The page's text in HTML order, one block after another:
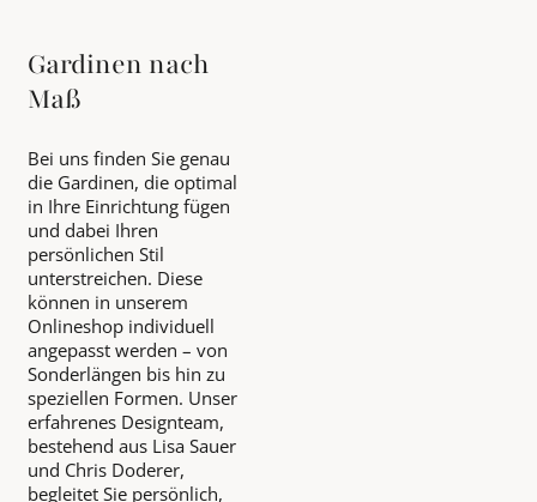
Gardinen nach
Maß
Bei uns finden Sie genau
die Gardinen, die optimal
in Ihre Einrichtung fügen
und dabei Ihren
persönlichen Stil
unterstreichen. Diese
können in unserem
Onlineshop individuell
angepasst werden – von
Sonderlängen bis hin zu
speziellen Formen. Unser
erfahrenes Designteam,
bestehend aus Lisa Sauer
und Chris Doderer,
begleitet Sie persönlich,